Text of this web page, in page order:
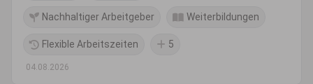
Nachhaltiger Arbeitgeber Weiterbildungen
Flexible Arbeitszeiten 5
04.08.2026